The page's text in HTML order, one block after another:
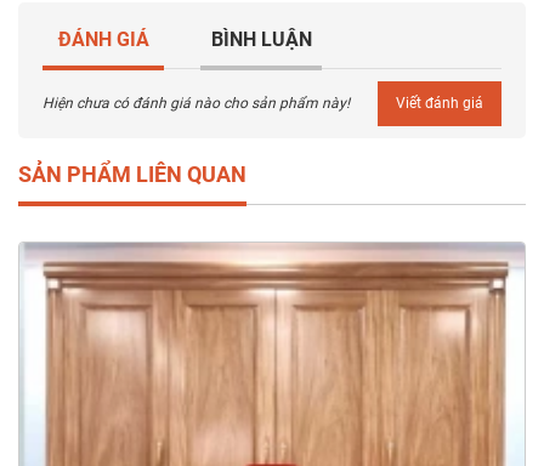
ĐÁNH GIÁ BÌNH LUẬN
Hiện chưa có đánh giá nào cho sản phẩm này! Viết đánh giá
SẢN PHẨM LIÊN QUAN